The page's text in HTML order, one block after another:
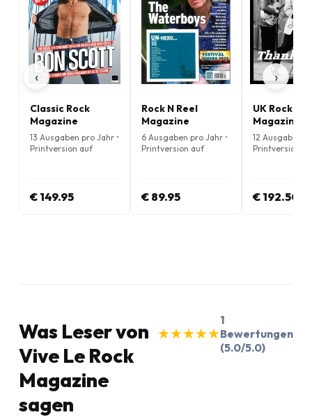
‹
Classic Rock
Magazine
13 Ausgaben pro Jahr •
Printversion auf
€ 149.95
Rock N Reel
Magazine
6 Ausgaben pro Jahr •
Printversion auf
€ 89.95
UK Rock &
Magazine
12 Ausgaben
Printversion
€ 192.50
›
Was Leser von
Vive Le Rock
Magazine
sagen
★
★★
★★
★★
★★
★
1
Bewertungen
(5.0/5.0)